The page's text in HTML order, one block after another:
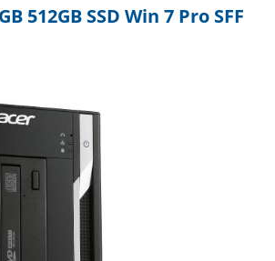
512GB SSD Win 7 Pro SFF